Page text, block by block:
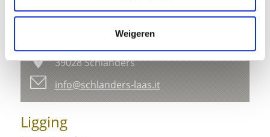
Weigeren
To the Alpine pasture in the Lasa Valley
Kapuzinerstraße 10
39028 Schlanders
info@schlanders-laas.it
Ligging